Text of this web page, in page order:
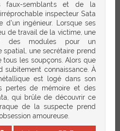
faux-semblants et de la
inspecteur Sata
ingénieur. Lorsque ses
de travail de la victime, une
des modules pour un
spatial, une secrétaire prend
les soupçons. Alors que
subitement connaissance. À
est logé dans son
pertes de mémoire et des
qui brûle de découvrir ce
de la suspecte prend
amoureuse.